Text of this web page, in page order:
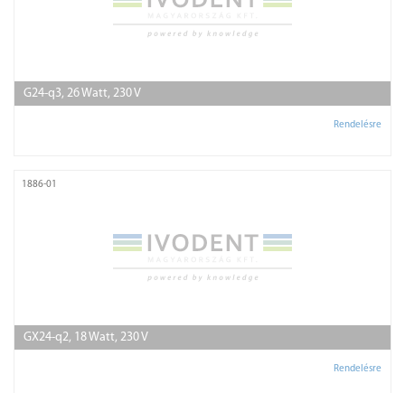
G24-q3, 26 Watt, 230 V
Rendelésre
1886-01
GX24-q2, 18 Watt, 230 V
Rendelésre